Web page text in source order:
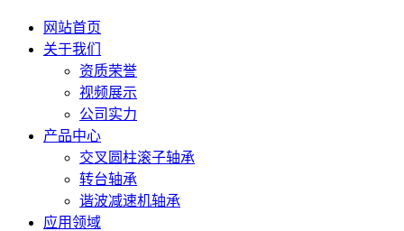
网站首页
关于我们
资质荣誉
视频展示
公司实力
产品中心
交叉圆柱滚子轴承
转台轴承
谐波减速机轴承
应用领域